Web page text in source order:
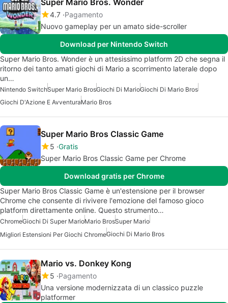
Super Mario Bros. Wonder
4.7 Pagamento
Nuovo gameplay per un amato side-scroller
Download per Nintendo Switch
Super Mario Bros. Wonder è un attesissimo platform 2D che segna il
ritorno dei tanto amati giochi di Mario a scorrimento laterale dopo
un…
Nintendo SwitchSuper Mario BrosGiochi Di MarioGiochi Di Mario Bros
Giochi D'Azione E AvventuraMario Bros
Super Mario Bros Classic Game
5 Gratis
Super Mario Bros Classic Game per Chrome
Download gratis per Chrome
Super Mario Bros Classic Game è un'estensione per il browser
Chrome che consente di rivivere l'emozione del famoso gioco
platform direttamente online. Questo strumento…
ChromeGiochi Di Super MarioMario BrosSuper Mario
Migliori Estensioni Per Giochi ChromeGiochi Di Mario Bros
Mario vs. Donkey Kong
5 Pagamento
Una versione modernizzata di un classico puzzle
platformer